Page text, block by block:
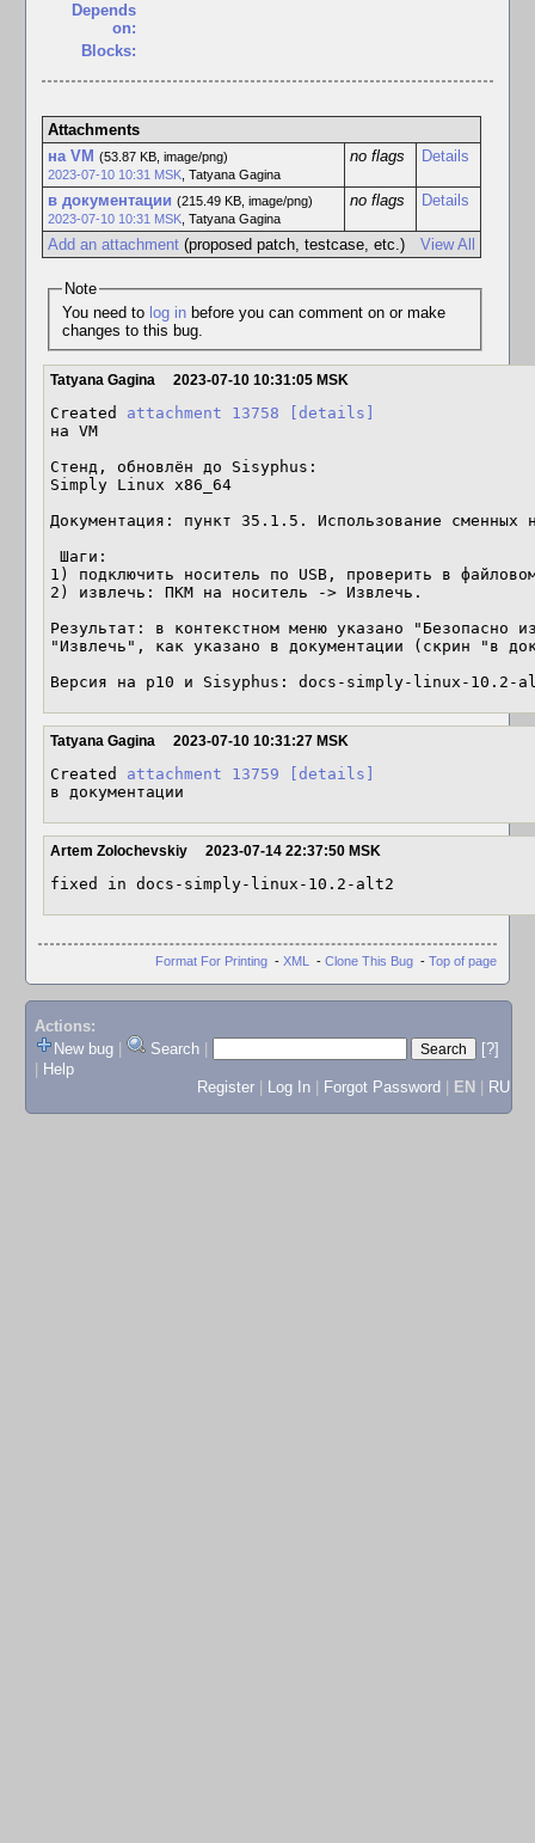
Depends
on:
Blocks:
Attachments
на VM (53.87 KB, image/png)
2023-07-10 10:31 MSK, Tatyana Gagina
no flags Details
в документации (215.49 KB, image/png)
2023-07-10 10:31 MSK, Tatyana Gagina
no flags Details
View All
Add an attachment(proposed patch, testcase, etc.)
Note
You need to log inbefore you can comment on or make
changes to this bug.
Tatyana Gagina 2023-07-10 10:31:05 MSK
Created attachment 13758
[details]
на VM
Стенд, обновлён до Sisyphus:
Simply Linux x86_64
Документация: пункт ⁠35.1.5. Использование сменных
1) подключить носитель по USB, проверить в
2) извлечь: ПКМ на носитель -> Извлечь.
Результат: в контекстном меню указано "Безопасно
"Извлечь", как указано в документации (скрин "в
Версия на p10 и Sisyphus: docs-simply-linux-10.2-
Tatyana Gagina 2023-07-10 10:31:27 MSK
Created attachment 13759
[details]
в документации
Artem Zolochevskiy 2023-07-14 22:37:50 MSK
fixed in docs-simply-linux-10.2-alt2
Format For Printing - XML - Clone This Bug - Top of page
Actions:
New bug
Search
[?]
Help
Register
Log In Forgot Password EN RU